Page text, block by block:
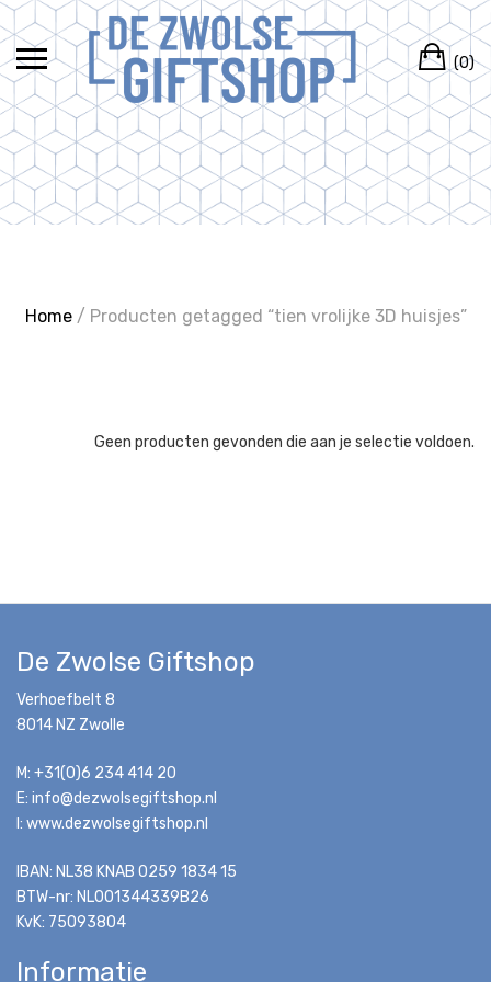
Ga
naar
de
inhoud
(0)
Home/ Producten getagged “tien vrolijke 3D huisjes”
Geen producten gevonden die aan je selectie voldoen.
De Zwolse Giftshop
Verhoefbelt 8
8014 NZ Zwolle
M: +31(0)6 234 414 20
E: info@dezwolsegiftshop.nl
I: www.dezwolsegiftshop.nl
IBAN: NL38 KNAB 0259 1834 15
BTW-nr: NL001344339B26
KvK: 75093804
Informatie